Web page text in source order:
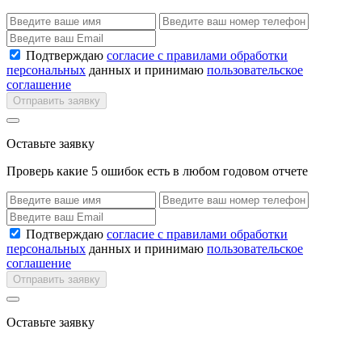
Подтверждаю согласие с правилами обработки
персональных данных и принимаю пользовательское
соглашение
Отправить заявку
Оставьте заявку
Проверь какие 5 ошибок есть в любом годовом отчете
Подтверждаю согласие с правилами обработки
персональных данных и принимаю пользовательское
соглашение
Отправить заявку
Оставьте заявку